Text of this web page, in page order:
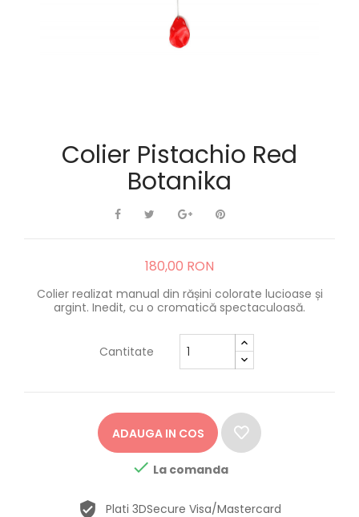
Colier Pistachio Red
Botanika
180,00 RON
Colier realizat manual din rășini colorate lucioase și
argint. Inedit, cu o cromatică spectaculoasă.
Cantitate
ADAUGA IN COS
 La comanda
Plati 3DSecure Visa/Mastercard